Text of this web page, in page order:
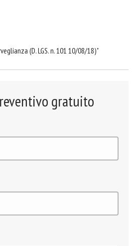
(D. LGS. n. 101 10/08/18)"
gratuito